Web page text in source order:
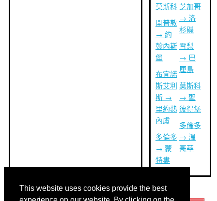
This website uses cookies provide the best
莫斯科
開普敦
→ 約
翰內斯
堡
布宜諾
斯艾利
斯 →
里約熱
內盧
多倫多
→ 蒙
特婁
芝加哥
→ 洛
杉磯
雪梨
→ 巴
厘島
莫斯科
→ 聖
彼得堡
多倫多
→ 溫
哥華
其他語言: